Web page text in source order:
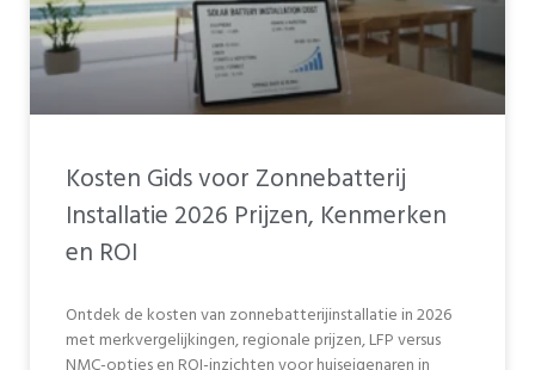
Kosten Gids voor Zonnebatterij
Installatie 2026 Prijzen, Kenmerken
en ROI
Ontdek de kosten van zonnebatterijinstallatie in 2026
met merkvergelijkingen, regionale prijzen, LFP versus